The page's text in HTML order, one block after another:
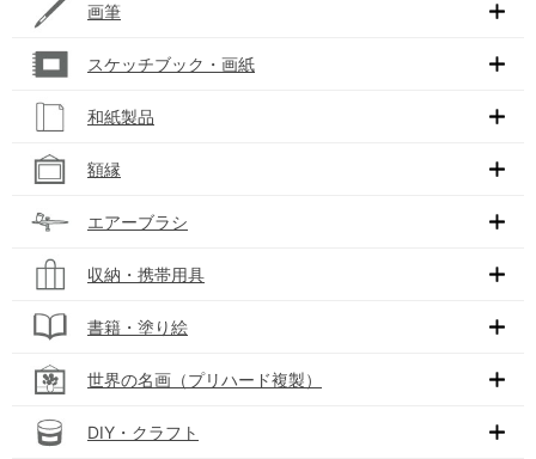
画筆
スケッチブック・画紙
和紙製品
額縁
エアーブラシ
収納・携帯用具
書籍・塗り絵
世界の名画（プリハード複製）
DIY・クラフト